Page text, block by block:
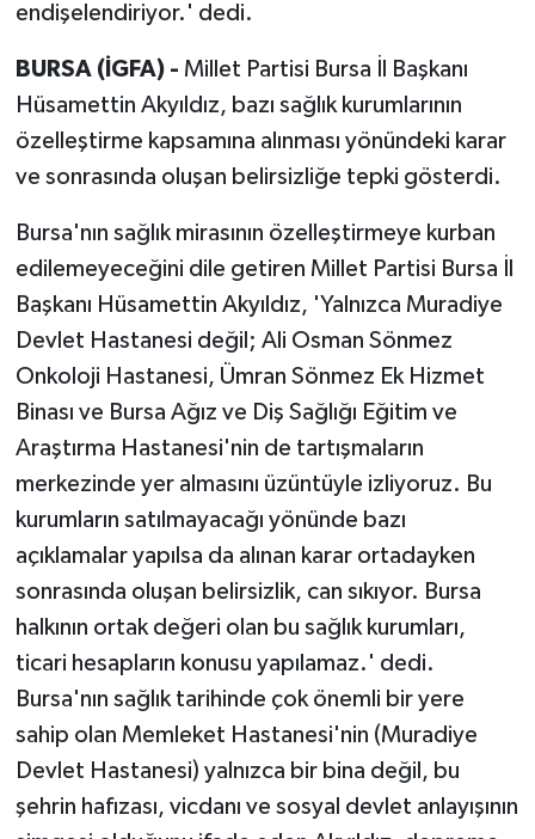
endişelendiriyor.' dedi.
BURSA (İGFA) - Millet Partisi Bursa İl Başkanı
Hüsamettin Akyıldız, bazı sağlık kurumlarının
özelleştirme kapsamına alınması yönündeki karar
ve sonrasında oluşan belirsizliğe tepki gösterdi.
Bursa'nın sağlık mirasının özelleştirmeye kurban
edilemeyeceğini dile getiren Millet Partisi Bursa İl
Başkanı Hüsamettin Akyıldız, 'Yalnızca Muradiye
Devlet Hastanesi değil; Ali Osman Sönmez
Onkoloji Hastanesi, Ümran Sönmez Ek Hizmet
Binası ve Bursa Ağız ve Diş Sağlığı Eğitim ve
Araştırma Hastanesi'nin de tartışmaların
merkezinde yer almasını üzüntüyle izliyoruz. Bu
kurumların satılmayacağı yönünde bazı
açıklamalar yapılsa da alınan karar ortadayken
sonrasında oluşan belirsizlik, can sıkıyor. Bursa
halkının ortak değeri olan bu sağlık kurumları,
ticari hesapların konusu yapılamaz.' dedi.
Bursa'nın sağlık tarihinde çok önemli bir yere
sahip olan Memleket Hastanesi'nin (Muradiye
Devlet Hastanesi) yalnızca bir bina değil, bu
şehrin hafızası, vicdanı ve sosyal devlet anlayışının